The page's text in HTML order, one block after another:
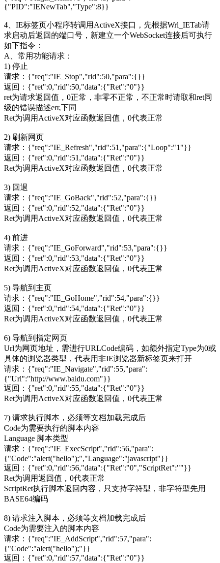
{"PID":"IENewTab","Type":8}}
4、IE标签页小程序转调用ActiveX接口，先根据Wrl_IETab请
求启动后返回的端口号，新建立一个WebSocket连接后可执行
如下指令：
A、常用功能请求：
1) 停止
请求：{"req":"IE_Stop","rid":50,"para":{}}
返回：{"ret":0,"rid":50,"data":{"Ret":"0"}}
ret为请求返回值，0正常，非零不正常，不正常时请取和ret同
级的错误描述err,下同
Ret为调用ActiveX对应函数返回值，0代表正常
2) 刷新网页
请求：{"req":"IE_Refresh","rid":51,"para":{"Loop":"1"}}
返回：{"ret":0,"rid":51,"data":{"Ret":"0"}}
Ret为调用ActiveX对应函数返回值，0代表正常
3) 回退
请求：{"req":"IE_GoBack","rid":52,"para":{}}
返回：{"ret":0,"rid":52,"data":{"Ret":"0"}}
Ret为调用ActiveX对应函数返回值，0代表正常
4) 前进
请求：{"req":"IE_GoForward","rid":53,"para":{}}
返回：{"ret":0,"rid":53,"data":{"Ret":"0"}}
Ret为调用ActiveX对应函数返回值，0代表正常
5) 导航到主页
请求：{"req":"IE_GoHome","rid":54,"para":{}}
返回：{"ret":0,"rid":54,"data":{"Ret":"0"}}
Ret为调用ActiveX对应函数返回值，0代表正常
6) 导航到指定网页
Url为网页地址，需进行URLCode编码，如额外指定Type为0或
具体的浏览器类型，代表用非IE浏览器新标签页来打开
请求：{"req":"IE_Navigate","rid":55,"para":
{"Url":"http://www.baidu.com"}}
返回：{"ret":0,"rid":55,"data":{"Ret":"0"}}
Ret为调用ActiveX对应函数返回值，0代表正常
7) 请求执行脚本，必须等文档加载完成后
Code为需要执行的脚本内容
Language 脚本类型
请求：{"req":"IE_ExecScript","rid":56,"para":
{"Code":"alert("hello");","Language":"javascript"}}
返回：{"ret":0,"rid":56,"data":{"Ret":"0","ScriptRet":""}}
Ret为调用返回值，0代表正常
ScriptRet执行脚本返回内容，只支持字符型，非字符型先用
BASE64编码
8) 请求注入脚本，必须等文档加载完成后
Code为需要注入的脚本内容
请求：{"req":"IE_AddScript","rid":57,"para":
{"Code":"alert("hello");"}}
返回：{"ret":0,"rid":57,"data":{"Ret":"0"}}